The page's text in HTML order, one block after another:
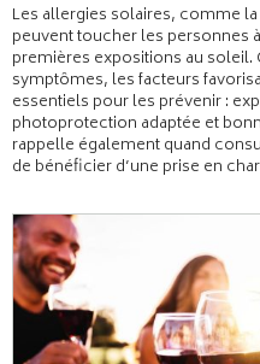
Les allergies solaires, comme
peuvent toucher les personnes
premières expositions au soleil.
symptômes, les facteurs
essentiels pour les prévenir :
photoprotection adaptée et
rappelle également quand
de bénéficier d’une prise en